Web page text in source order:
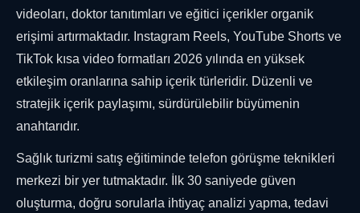
videoları, doktor tanıtımları ve eğitici içerikler organik
erişimi artırmaktadır. Instagram Reels, YouTube Shorts ve
TikTok kısa video formatları 2026 yılında en yüksek
etkileşim oranlarına sahip içerik türleridir. Düzenli ve
stratejik içerik paylaşımı, sürdürülebilir büyümenin
anahtarıdır.
Sağlık turizmi satış eğitiminde telefon görüşme teknikleri
merkezi bir yer tutmaktadır. İlk 30 saniyede güven
oluşturma, doğru sorularla ihtiyaç analizi yapma, tedavi